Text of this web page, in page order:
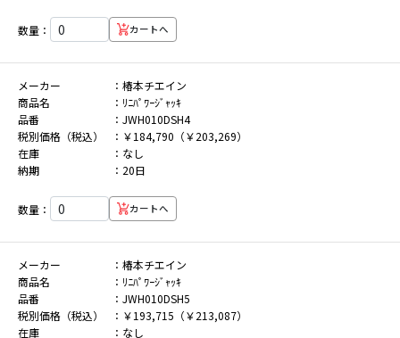
数量： カートへ
メーカー
椿本チエイン
商品名
ﾘﾆﾊﾟﾜｰｼﾞｬｯｷ
品番
JWH010DSH4
税別価格（税込）
￥184,790（￥203,269）
在庫
なし
納期
20日
数量： カートへ
メーカー
椿本チエイン
商品名
ﾘﾆﾊﾟﾜｰｼﾞｬｯｷ
品番
JWH010DSH5
税別価格（税込）
￥193,715（￥213,087）
在庫
なし